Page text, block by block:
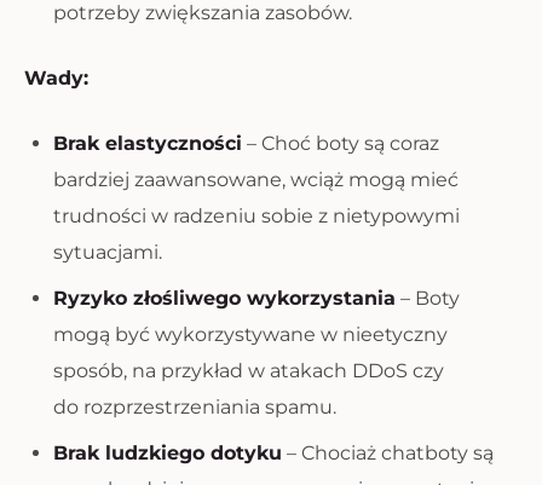
potrzeby zwiększania zasobów.
Wady:
Brak elastyczności – Choć boty są coraz
bardziej zaawansowane, wciąż mogą mieć
trudności w radzeniu sobie z nietypowymi
sytuacjami.
Ryzyko złośliwego wykorzystania – Boty
mogą być wykorzystywane w nieetyczny
sposób, na przykład w atakach DDoS czy
do rozprzestrzeniania spamu.
Brak ludzkiego dotyku – Chociaż chatboty są